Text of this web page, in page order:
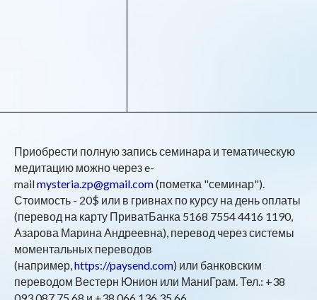
Приобрести полную запись семинара и тематическую
медитацию можно через e-
mailmysteria.zp@gmail.com(пометка "семинар").
Стоимость - 20$ или в гривнах по курсу на день оплаты
(перевод на карту ПриватБанка 5168 7554 4416 1190,
Азарова Марина Андреевна), перевод через системы
моментальных переводов
(например,https://paysend.com) или банковским
переводом Вестерн Юнион или МаниГрам. Тел.: +38